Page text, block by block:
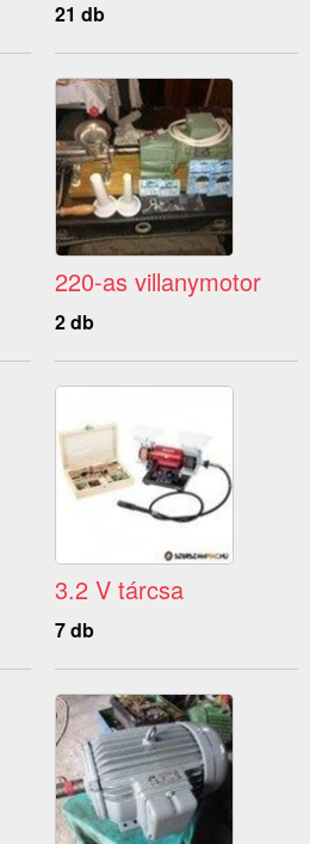
21 db
220-as villanymotor
2 db
3.2 V tárcsa
7 db